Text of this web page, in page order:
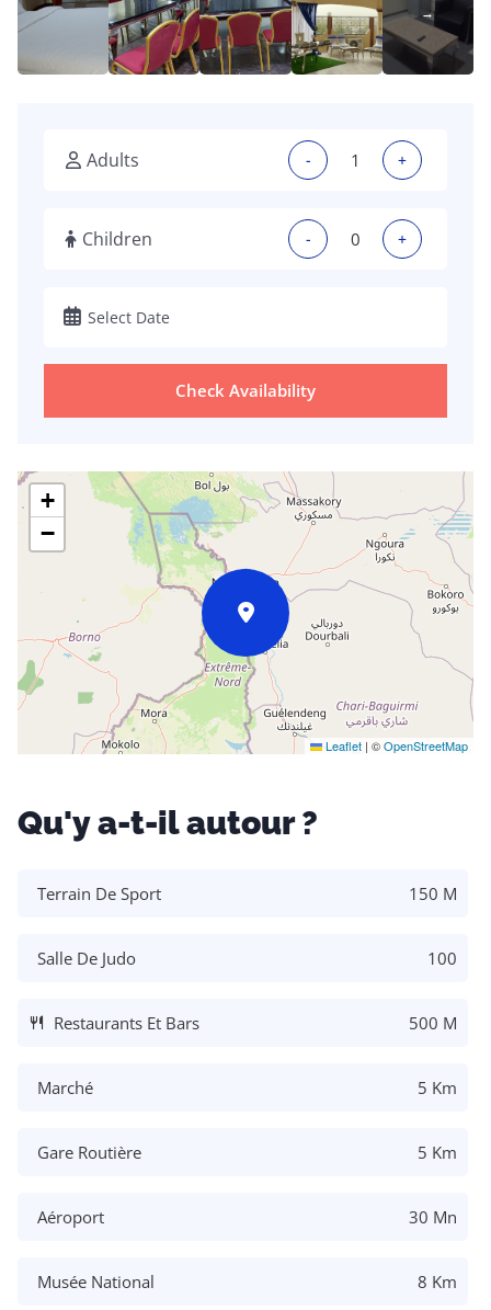
Adults - +
Children - +
Check Availability
+
−
Leaflet | ©OpenStreetMap
Qu'y a-t-il autour ?
Terrain De Sport 150 M
Salle De Judo 100
Restaurants Et Bars 500 M
Marché 5 Km
Gare Routière 5 Km
Aéroport 30 Mn
Musée National 8 Km